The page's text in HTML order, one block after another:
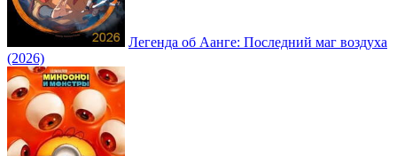
Легенда об Аанге: Последний маг воздуха
(2026)